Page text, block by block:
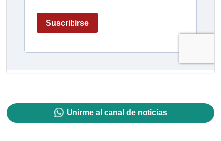
Unirme al canal de noticias